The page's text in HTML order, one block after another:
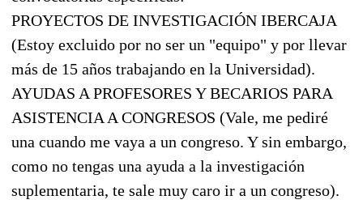
PROYECTOS DE INVESTIGACIÓN IBERCAJA
(Estoy excluido por no ser un "equipo" y por llevar
más de 15 años trabajando en la Universidad).
AYUDAS A PROFESORES Y BECARIOS PARA
ASISTENCIA A CONGRESOS (Vale, me pediré
una cuando me vaya a un congreso. Y sin embargo,
como no tengas una ayuda a la investigación
suplementaria, te sale muy caro ir a un congreso).